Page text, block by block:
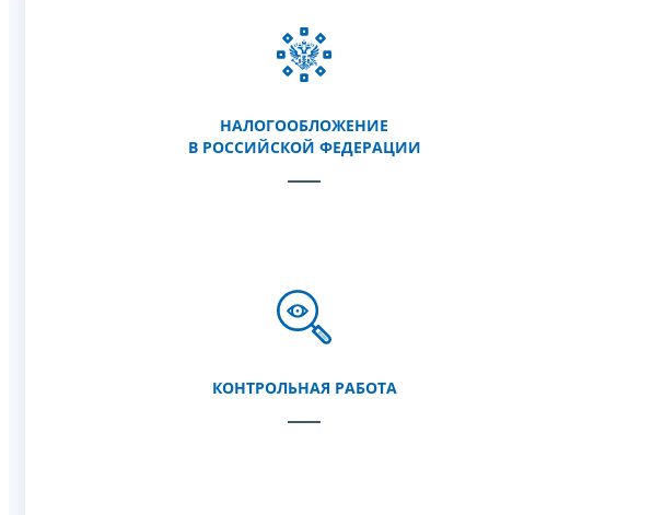
НАЛОГООБЛОЖЕНИЕ
В РОССИЙСКОЙ ФЕДЕРАЦИИ
КОНТРОЛЬНАЯ РАБОТА